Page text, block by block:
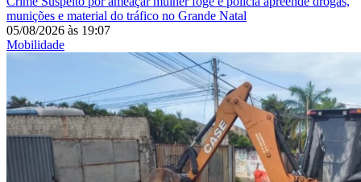
munições e material do tráfico no Grande Natal
05/08/2026 às 19:07
Mobilidade